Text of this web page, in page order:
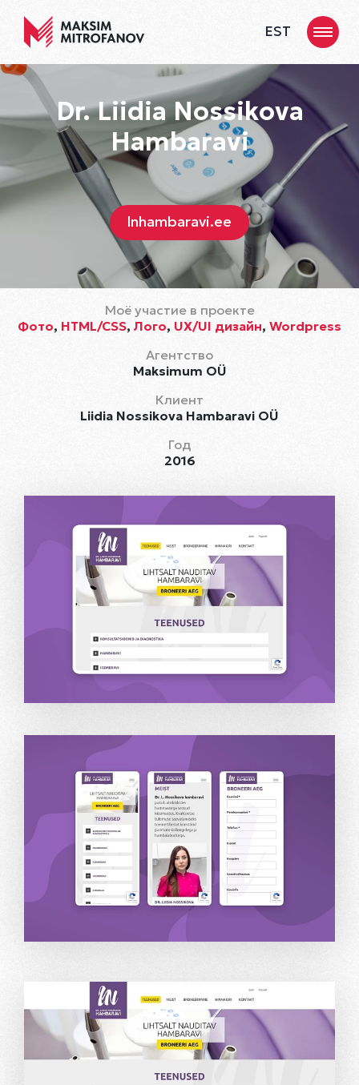
EST
Dr. Liidia Nossikova
Hambaravi
lnhambaravi.ee
Моё участие в проекте
Фото, HTML/CSS, Лого, UX/UI дизайн, Wordpress
Агентство
Maksimum OÜ
Клиент
Liidia Nossikova Hambaravi OÜ
Год
2016